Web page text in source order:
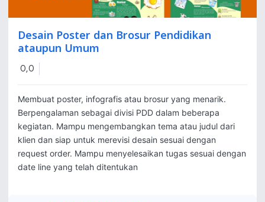
Desain Poster dan Brosur Pendidikan
ataupun Umum
0,0
Membuat poster, infografis atau brosur yang menarik.
Berpengalaman sebagai divisi PDD dalam beberapa
kegiatan. Mampu mengembangkan tema atau judul dari
klien dan siap untuk merevisi desain sesuai dengan
request order. Mampu menyelesaikan tugas sesuai dengan
date line yang telah ditentukan